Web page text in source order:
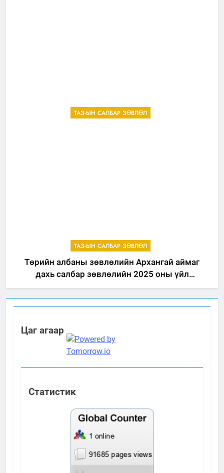
ТАЗ-ЫН САЛБАР ЗӨВЛӨЛ
ТАЗ-ЫН САЛБАР ЗӨВЛӨЛ
Төрийн албаны зөвлөлийн Архангай аймаг
дахь салбар зөвлөлийн 2025 оны үйл
ажиллагааны жилийн төлөвлөгөө
Цаг агаар
Статистик